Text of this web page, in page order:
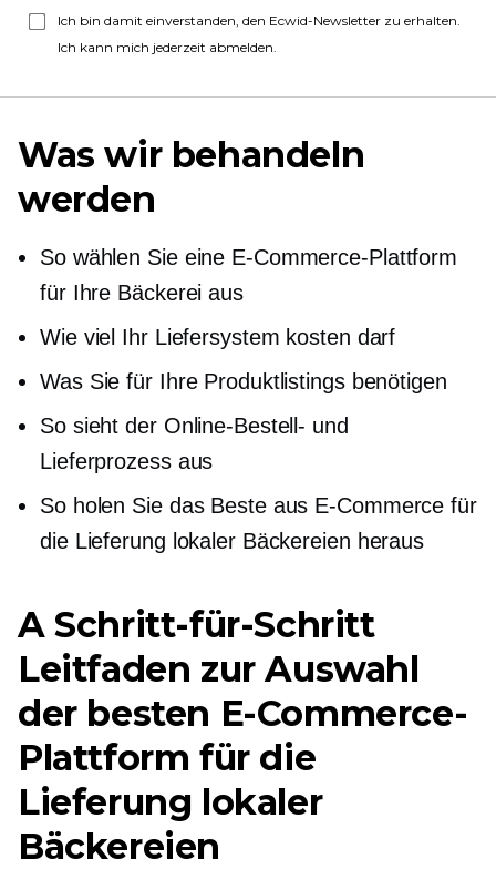
Ich bin damit einverstanden, den Ecwid-Newsletter zu erhalten.
Ich kann mich jederzeit abmelden.
Was wir behandeln
werden
So wählen Sie eine E-Commerce-Plattform
für Ihre Bäckerei aus
Wie viel Ihr Liefersystem kosten darf
Was Sie für Ihre Produktlistings benötigen
So sieht der Online-Bestell- und
Lieferprozess aus
So holen Sie das Beste aus E-Commerce für
die Lieferung lokaler Bäckereien heraus
ASchritt-für-Schritt
Leitfaden zur Auswahl
der besten E-Commerce-
Plattform für die
Lieferung lokaler
Bäckereien